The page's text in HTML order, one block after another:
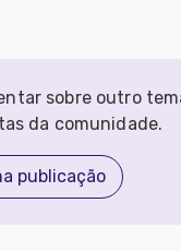
sobre outro
da comunidade.
publicação